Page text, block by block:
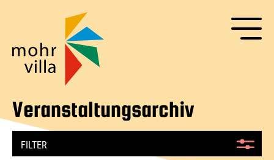
überspringen
Senden
Navigation
überspringen
Veranstaltungsarchiv
FILTER